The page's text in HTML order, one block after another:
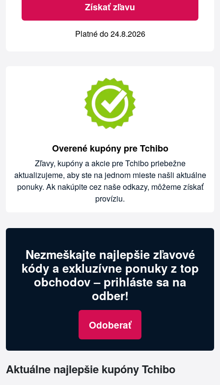
Získať zľavu
Platné do 24.8.2026
Overené kupóny pre Tchibo
Zľavy, kupóny a akcie pre Tchibo priebežne
aktualizujeme, aby ste na jednom mieste našli aktuálne
ponuky. Ak nakúpite cez naše odkazy, môžeme získať
províziu.
Nezmeškajte najlepšie zľavové
kódy a exkluzívne ponuky z top
obchodov – prihláste sa na
odber!
Odoberať
Aktuálne najlepšie kupóny Tchibo